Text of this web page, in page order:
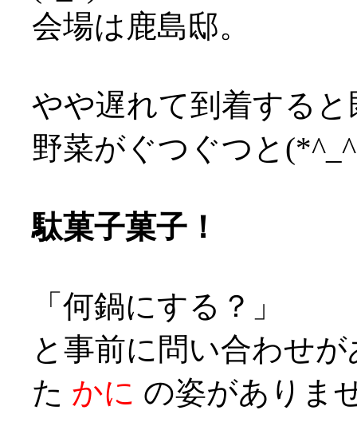
会場は鹿島邸。
やや遅れて到着する
野菜がぐつぐつと
駄菓子菓子！
「何鍋にする？」
と事前に問い合わせ
た かに の姿がありま